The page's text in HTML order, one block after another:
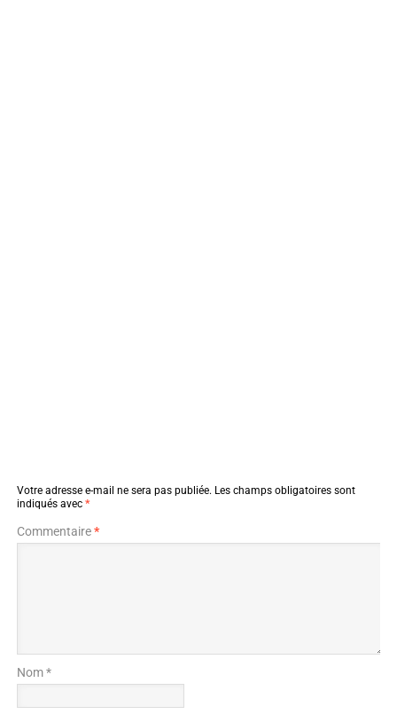
Votre adresse e-mail ne sera pas publiée. Les champs obligatoires sont
indiqués avec *
Commentaire*
Nom *